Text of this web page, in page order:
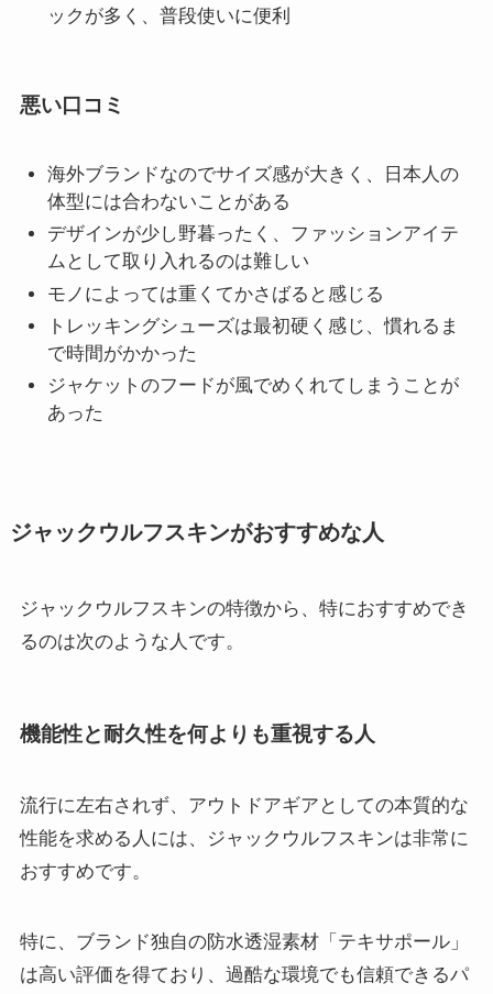
ックが多く、普段使いに便利
悪い口コミ
海外ブランドなのでサイズ感が大きく、日本人の
体型には合わないことがある
デザインが少し野暮ったく、ファッションアイテ
ムとして取り入れるのは難しい
モノによっては重くてかさばると感じる
トレッキングシューズは最初硬く感じ、慣れるま
で時間がかかった
ジャケットのフードが風でめくれてしまうことが
あった
ジャックウルフスキンがおすすめな人
ジャックウルフスキンの特徴から、特におすすめでき
るのは次のような人です。
機能性と耐久性を何よりも重視する人
流行に左右されず、アウトドアギアとしての本質的な
性能を求める人には、ジャックウルフスキンは非常に
おすすめです。
特に、ブランド独自の防水透湿素材「テキサポール」
は高い評価を得ており、過酷な環境でも信頼できるパ